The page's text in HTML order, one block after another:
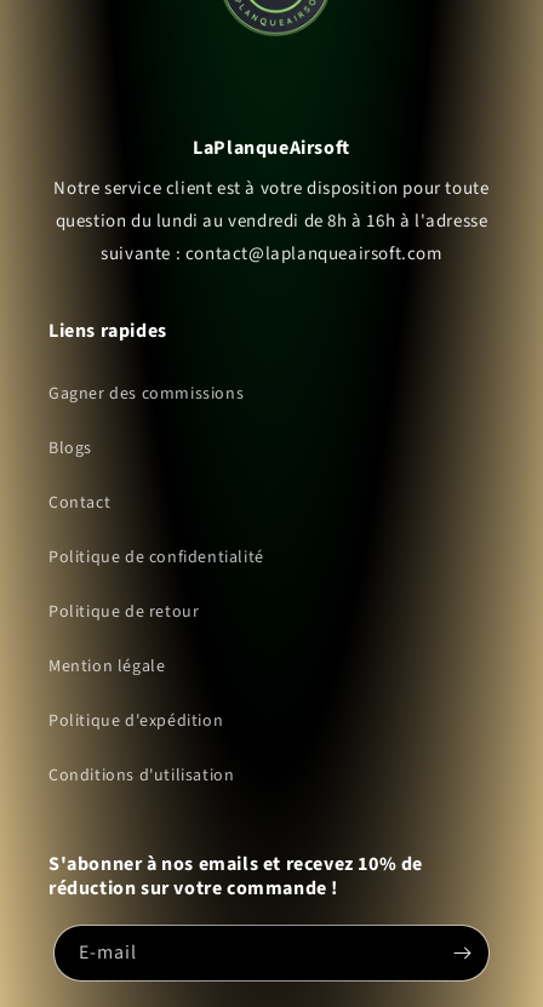
LaPlanqueAirsoft
Notre service client est à votre disposition pour toute
question du lundi au vendredi de 8h à 16h à l'adresse
suivante : contact@laplanqueairsoft.com
Liens rapides
Gagner des commissions
Blogs
Contact
Politique de confidentialité
Politique de retour
Mention légale
Politique d'expédition
Conditions d'utilisation
S'abonner à nos emails et recevez 10% de
réduction sur votre commande !
E-mail